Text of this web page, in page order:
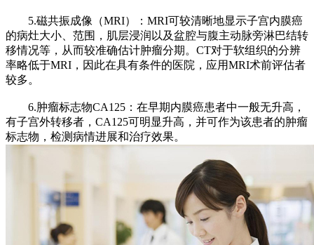
5.磁共振成像（MRI）：MRI可较清晰地显示子宫内膜癌
的病灶大小、范围，肌层浸润以及盆腔与腹主动脉旁淋巴结转
移情况等，从而较准确估计肿瘤分期。CT对于软组织的分辨
率略低于MRI，因此在具有条件的医院，应用MRI术前评估者
较多。
6.肿瘤标志物CA125：在早期内膜癌患者中一般无升高，
有子宫外转移者，CA125可明显升高，并可作为该患者的肿瘤
标志物，检测病情进展和治疗效果。